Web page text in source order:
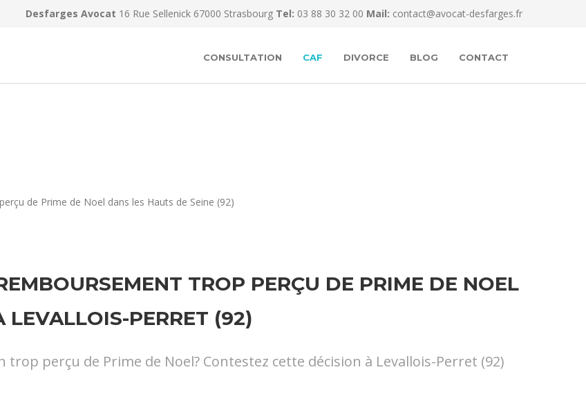
Desfarges Avocat 16 Rue Sellenick 67000 Strasbourg Tel: 03 88 30 32 00 Mail: contact@avocat-desfarges.fr
CONSULTATION CAF DIVORCE BLOG CONTACT
de Prime de Noel dans les Hauts de Seine (92)
TROP PERÇU DE PRIME DE NOEL
LEVALLOIS-PERRET (92)
perçu de Prime de Noel? Contestez cette décision à Levallois-Perret (92)